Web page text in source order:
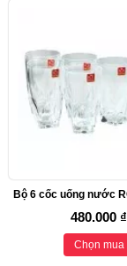
480.000 ₫
Chọn mua